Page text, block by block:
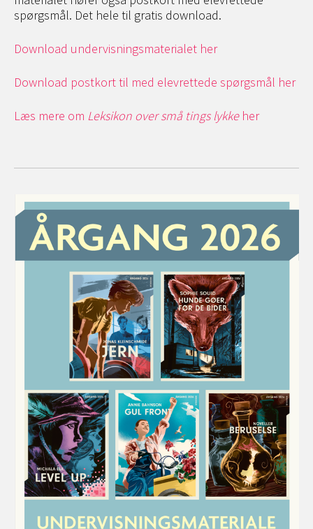
spørgsmål. Det hele til gratis download.
Download undervisningsmaterialet her
Download postkort til med elevrettede spørgsmål her
Læs mere om Leksikon over små tings lykkeher